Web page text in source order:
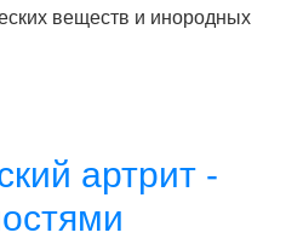
веществ и инородных
артрит -